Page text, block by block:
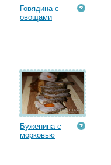
Говядина с
овощами
Буженина с
морковью